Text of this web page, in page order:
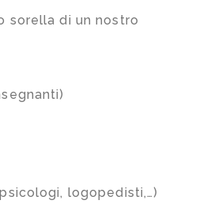
di un nostro
logopedisti,…)